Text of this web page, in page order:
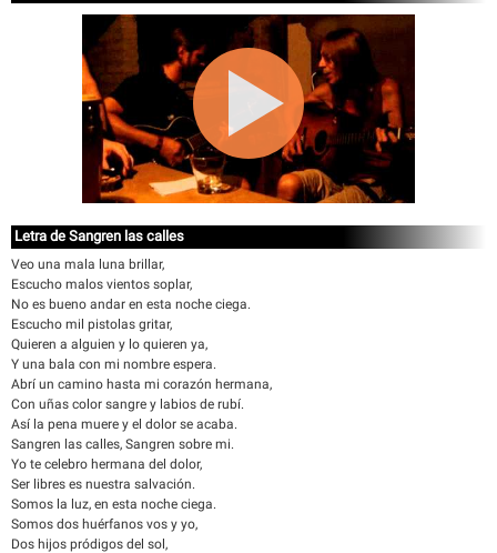
Letra de Sangren las calles
Veo una mala luna brillar,
Escucho malos vientos soplar,
No es bueno andar en esta noche ciega.
Escucho mil pistolas gritar,
Quieren a alguien y lo quieren ya,
Y una bala con mi nombre espera.
Abrí un camino hasta mi corazón hermana,
Con uñas color sangre y labios de rubí.
Así la pena muere y el dolor se acaba.
Sangren las calles, Sangren sobre mi.
Yo te celebro hermana del dolor,
Ser libres es nuestra salvación.
Somos la luz, en esta noche ciega.
Somos dos huérfanos vos y yo,
Dos hijos pródigos del sol,